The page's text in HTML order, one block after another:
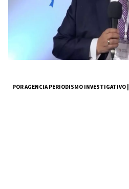
POR AGENCIA PERIODISMO INVESTIGATIVO |